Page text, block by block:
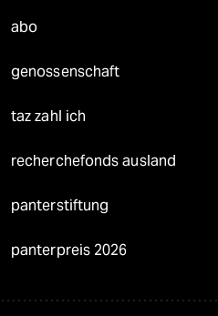
abo
genossenschaft
taz zahl ich
recherchefonds ausland
panterstiftung
panterpreis 2026